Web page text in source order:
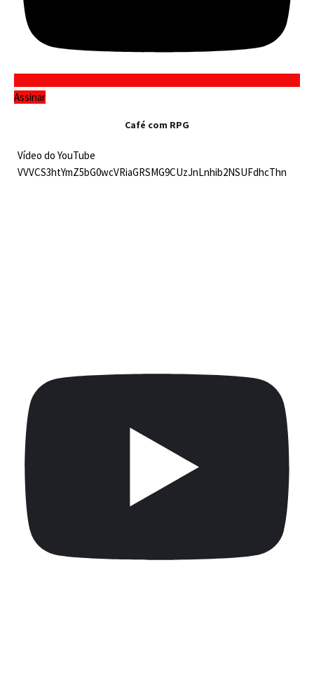
Assinar
Café com RPG
Vídeo do YouTube
VVVCS3htYmZ5bG0wcVRiaGRSMG9CUzJnLnhib2NSUFdhcThn